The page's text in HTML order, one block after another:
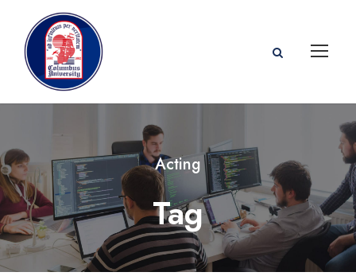
Acting
Tag